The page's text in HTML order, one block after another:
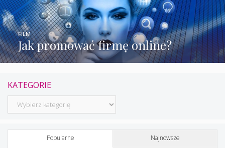
Jak promować firmę online?
FILM
KATEGORIE
Kategorie
Popularne Najnowsze